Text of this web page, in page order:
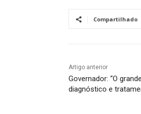
Compartilhado
Artigo anterior
Governador: “O
diagnóstico e